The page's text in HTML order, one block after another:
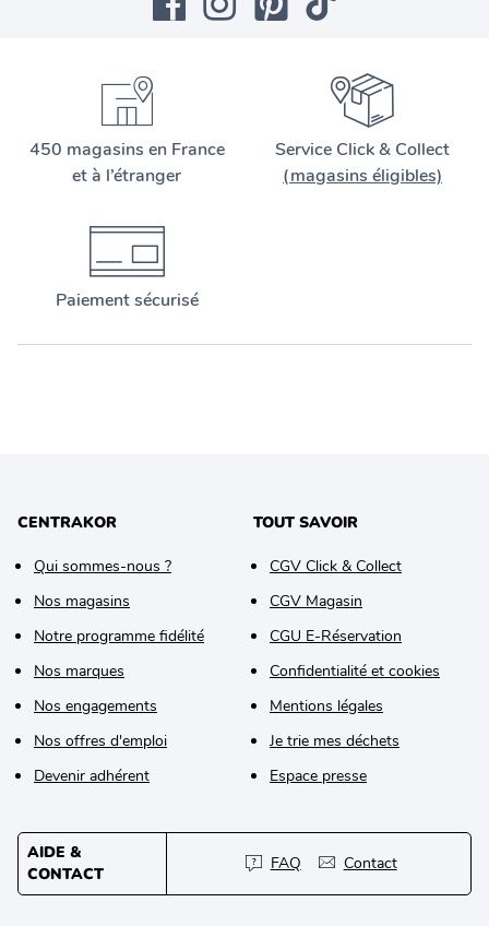
450 magasins en France
et à l’étranger
Service Click & Collect
(magasins éligibles)
Paiement sécurisé
CENTRAKOR
Qui sommes-nous ?
Nos magasins
Notre programme fidélité
Nos marques
Nos engagements
Nos offres d'emploi
Devenir adhérent
TOUT SAVOIR
CGV Click & Collect
CGV Magasin
CGU E-Réservation
Confidentialité et cookies
Mentions légales
Je trie mes déchets
Espace presse
AIDE &
CONTACT
FAQ Contact